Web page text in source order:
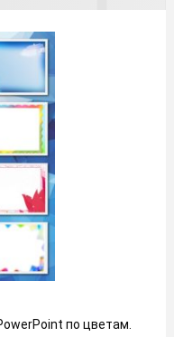
по цветам.